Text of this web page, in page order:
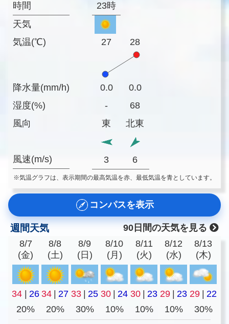
時間
天気
気温(℃)
降水量(mm/h)
湿度(%)
風向
風速(m/s)
23時
27 28
0.0
0.0
-
68
東
北東
3 6
※気温グラフは、表示期間の最高気温を赤、最低気温を青としています。
コンパスを表示
週間天気
90日間の天気を見る
8/7
(金)
8/8
(土)
8/9
(日)
8/10
(月)
8/11
(火)
8/12
(水)
8/13
(木)
34 26 34 27 33 25 30 24 30 23 29 23 29
22
20%
20% 30% 10% 10% 10% 30%